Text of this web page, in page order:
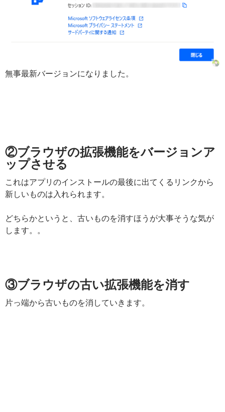
無事最新バージョンになりました。
②ブラウザの拡張機能をバージョンア
ップさせる
これはアプリのインストールの最後に出てくるリンクから
新しいものは入れられます。
どちらかというと、古いものを消すほうが大事そうな気が
します。。
③ブラウザの古い拡張機能を消す
片っ端から古いものを消していきます。